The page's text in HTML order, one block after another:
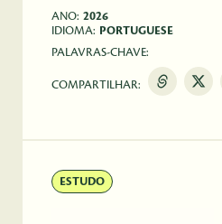
ANO: 2026
IDIOMA: PORTUGUESE
PALAVRAS-CHAVE:
COMPARTILHAR:
ESTUDO